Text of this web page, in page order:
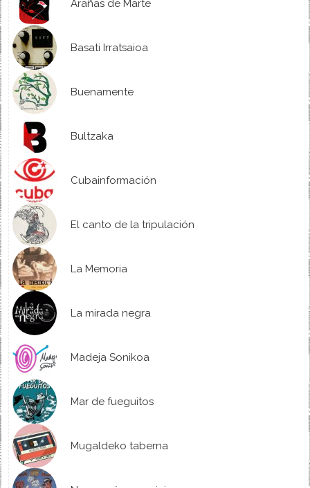
Arañas de Marte
Basati Irratsaioa
Buenamente
Bultzaka
Cubainformación
El canto de la tripulación
La Memoria
La mirada negra
Madeja Sonikoa
Mar de fueguitos
Mugaldeko taberna